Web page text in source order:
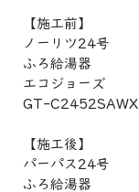
【施工前】
ノーリツ24号
ふろ給湯器
エコジョーズ
GT-C2452SAWX
【施工後】
パーパス24号
ふろ給湯器